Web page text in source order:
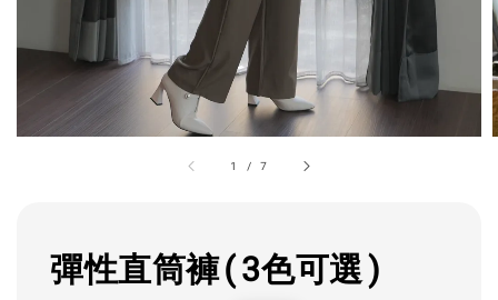
1 /7
彈性直筒褲(3色可選)